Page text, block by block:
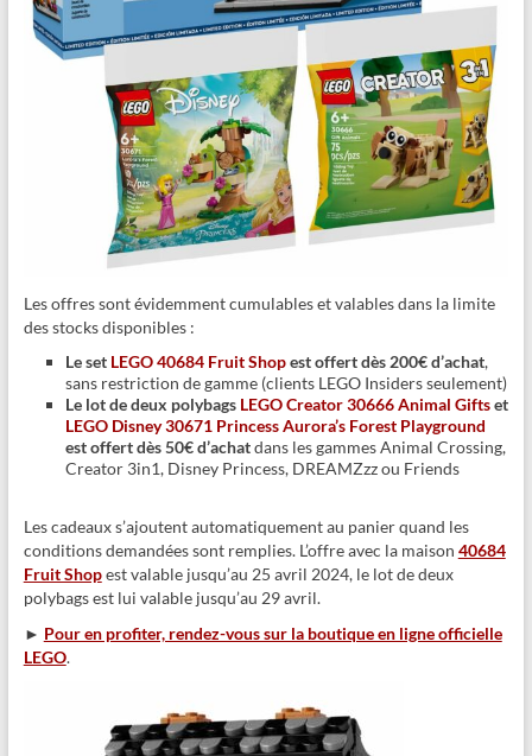
Les offres sont évidemment cumulables et valables dans la limite
des stocks disponibles :
Le set LEGO 40684 Fruit Shopest offert dès 200€ d’achat,
sans restriction de gamme (clients LEGO Insiders seulement)
Le lot de deux polybags LEGO Creator 30666 Animal Giftset
LEGO Disney 30671 Princess Aurora’s Forest Playground
est offert dès 50€ d’achatdans les gammes Animal Crossing,
Creator 3in1, Disney Princess, DREAMZzz ou Friends
Les cadeaux s’ajoutent automatiquement au panier quand les
conditions demandées sont remplies. L’offre avec la maison 40684
Fruit Shopest valable jusqu’au 25 avril 2024, le lot de deux
polybags est lui valable jusqu’au 29 avril.
► Pour en profiter, rendez-vous sur la boutique en ligne officielle
LEGO.